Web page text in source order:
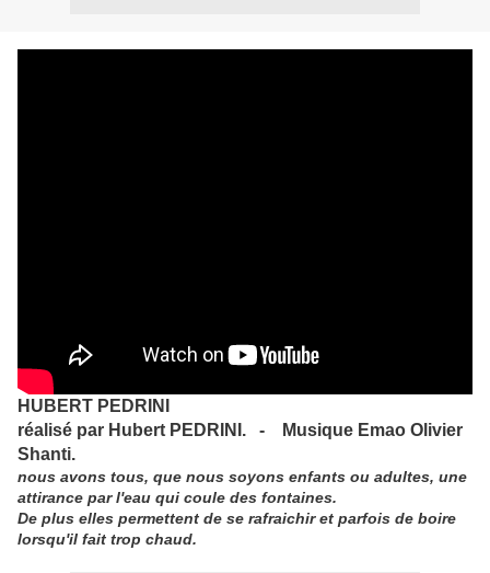
HUBERT PEDRINI
réalisé par Hubert PEDRINI. - Musique Emao Olivier
Shanti.
nous avons tous, que nous soyons enfants ou adultes, une
attirance par l'eau qui coule des fontaines.
De plus elles permettent de se rafraichir et parfois de boire
lorsqu'il fait trop chaud.